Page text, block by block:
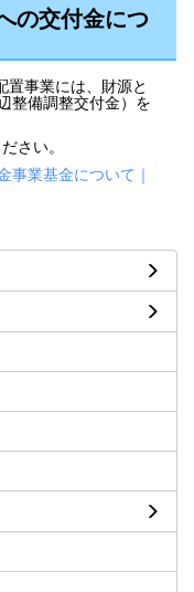
の交付金につ
置事業には、財源と
整備調整交付金）を
さい。
事業基金について｜